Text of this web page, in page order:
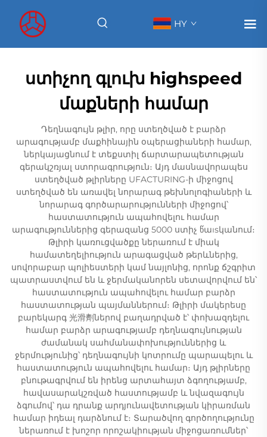
HY
ստիչող գլուխ highspeed
մաքների համար
Դեղնագույն թլիր, որը ստեղծված է բարձր
արագությամբ մաքհինային օպերացիաների համար,
ներկայացնում է տեքստիլ ճարտարապետության
գերակշռյալ ստորագրություն։ Այդ մասնավորապես
ստեղծված թլիրները UFACTURING-ի միջոցով
ստեղծված են առավել նորարագ թեխնոլոգիաների և
նորարագ գործարարությունների միջոցով՝
հաստատություն ապահովելու համար
արագություններից գերազանց 5000 ստիչ წաısկանում։
Թլիրի կառուցվածքը ներառում է միակ
համատեղելիություն արագացված թերևներից,
սովորաբար պոլիեստերի կամ նայլոնից, որոնք ճշգրիտ
պատրաստվում են և ջերմականորեն սետավորվում են՝
հաստատություն ապահովելու համար բարձր
հաստատության պայմաններում։ Թլիրի մակերեսը
բարեկարգ 光滑劑ներով բաղադրված է՝ փոխազդելու
համար բարձր արագությամբ դեղնագույնության
ժամանակ սահմանափոխություններից և
ջերմությունից՝ դեղնագույնի կոտրումը պարապելու և
հաստատություն ապահովելու համար։ Այդ թլիրները
բնութագրվում են իրենց արտահայտ ձգողությամբ,
հավասարակշռված հաստությամբ և նվազագույն
ձգումով՝ դա դրանք արդյունավետության կիրառման
համար իդեալ դարձնում է։ Տարածվող գործողությունը
ներառում է խոշոր որոշակիության միջոցառումներ՝